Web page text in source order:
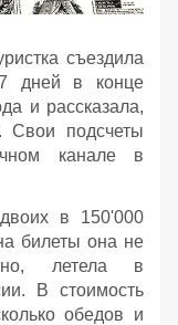
съездила
дней в конце
и рассказала,
Свои подсчеты
канале в
в 150'000
билеты она не
летела в
В стоимость
обедов и